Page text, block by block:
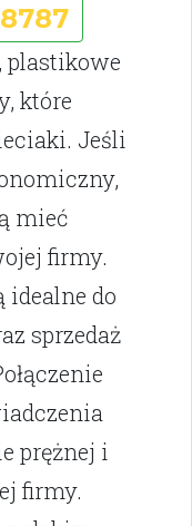
plastikowe
które
Jeśli
mieć
firmy.
idealne do
sprzedaż
prężnej i
firmy.